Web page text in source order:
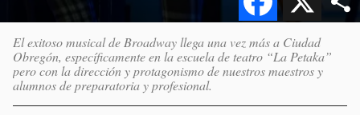
El exitoso musical de Broadway llega una vez más a Ciudad
Obregón, específicamente en la escuela de teatro “La Petaka”
pero con la dirección y protagonismo de nuestros maestros y
alumnos de preparatoria y profesional.